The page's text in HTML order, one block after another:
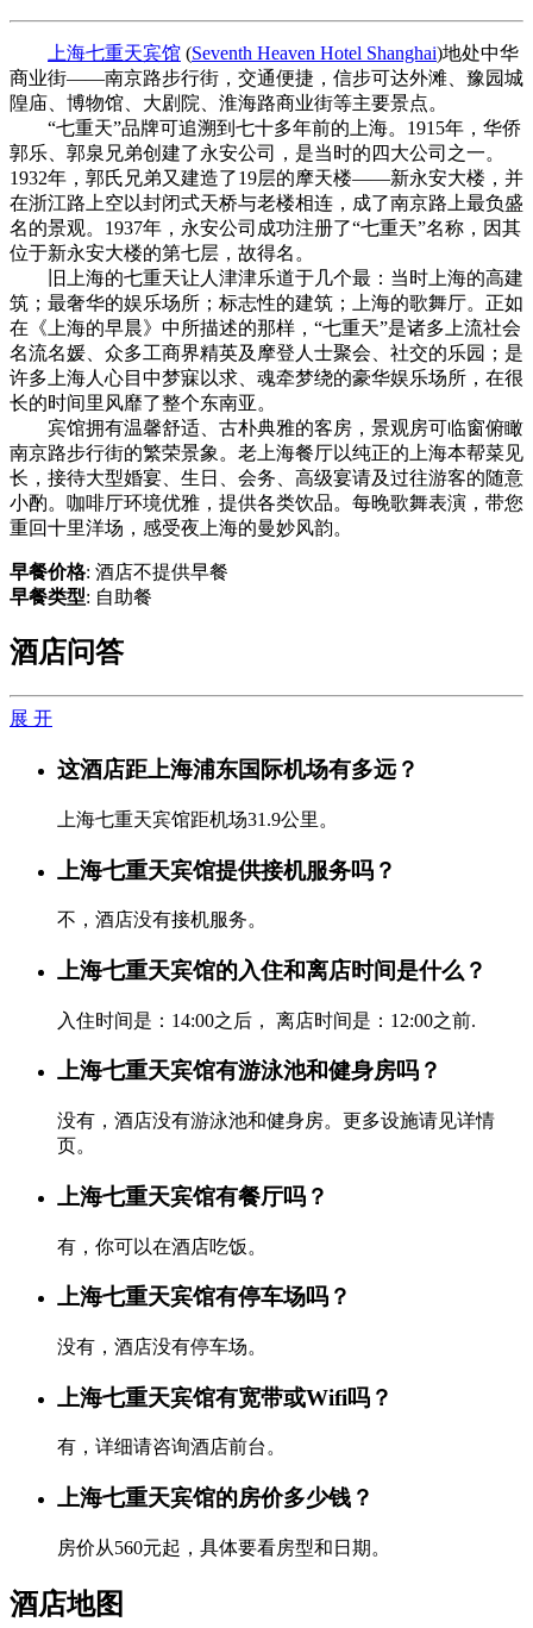
上海七重天宾馆 (Seventh Heaven Hotel Shanghai)地处中华
商业街——南京路步行街，交通便捷，信步可达外滩、豫园城
隍庙、博物馆、大剧院、淮海路商业街等主要景点。
“七重天”品牌可追溯到七十多年前的上海。1915年，华侨
郭乐、郭泉兄弟创建了永安公司，是当时的四大公司之一。
1932年，郭氏兄弟又建造了19层的摩天楼——新永安大楼，并
在浙江路上空以封闭式天桥与老楼相连，成了南京路上最负盛
名的景观。1937年，永安公司成功注册了“七重天”名称，因其
位于新永安大楼的第七层，故得名。
旧上海的七重天让人津津乐道于几个最：当时上海的高建
筑；最奢华的娱乐场所；标志性的建筑；上海的歌舞厅。正如
在《上海的早晨》中所描述的那样，“七重天”是诸多上流社会
名流名媛、众多工商界精英及摩登人士聚会、社交的乐园；是
许多上海人心目中梦寐以求、魂牵梦绕的豪华娱乐场所，在很
长的时间里风靡了整个东南亚。
宾馆拥有温馨舒适、古朴典雅的客房，景观房可临窗俯瞰
南京路步行街的繁荣景象。老上海餐厅以纯正的上海本帮菜见
长，接待大型婚宴、生日、会务、高级宴请及过往游客的随意
小酌。咖啡厅环境优雅，提供各类饮品。每晚歌舞表演，带您
重回十里洋场，感受夜上海的曼妙风韵。
早餐价格: 酒店不提供早餐
早餐类型: 自助餐
酒店问答
展 开
这酒店距上海浦东国际机场有多远？
上海七重天宾馆距机场31.9公里。
上海七重天宾馆提供接机服务吗？
不，酒店没有接机服务。
上海七重天宾馆的入住和离店时间是什么？
入住时间是：14:00之后， 离店时间是：12:00之前.
上海七重天宾馆有游泳池和健身房吗？
没有，酒店没有游泳池和健身房。更多设施请见详情
页。
上海七重天宾馆有餐厅吗？
有，你可以在酒店吃饭。
上海七重天宾馆有停车场吗？
没有，酒店没有停车场。
上海七重天宾馆有宽带或Wifi吗？
有，详细请咨询酒店前台。
上海七重天宾馆的房价多少钱？
房价从560元起，具体要看房型和日期。
酒店地图